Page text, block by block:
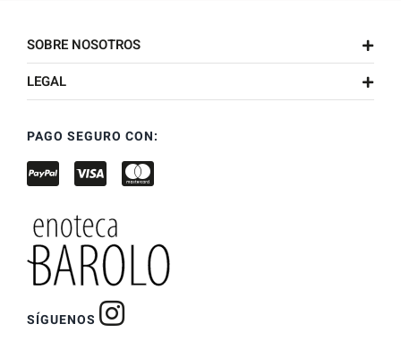
SOBRE NOSOTROS
LEGAL
PAGO SEGURO CON:
SÍGUENOS